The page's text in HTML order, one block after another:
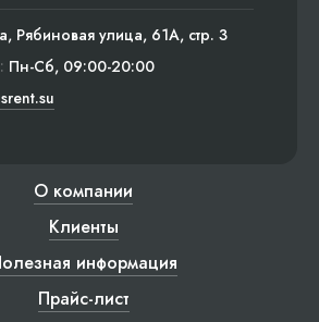
Рябиновая улица, 61А, стр. 3
Пн-Сб, 09:00-20:00
О компании
Клиенты
информация
Прайс-лист